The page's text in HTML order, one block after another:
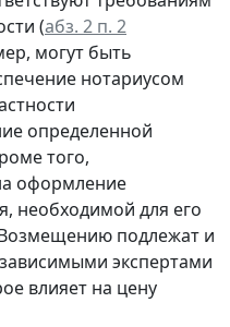
(абз. 2 п. 2
могут быть
нотариусом
определенной
того,
оформление
необходимой для его
подлежат и
экспертами
влияет на цену